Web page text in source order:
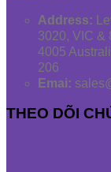
Address:
3020, VIC &
4005
206
Emai:
THEO DÕI